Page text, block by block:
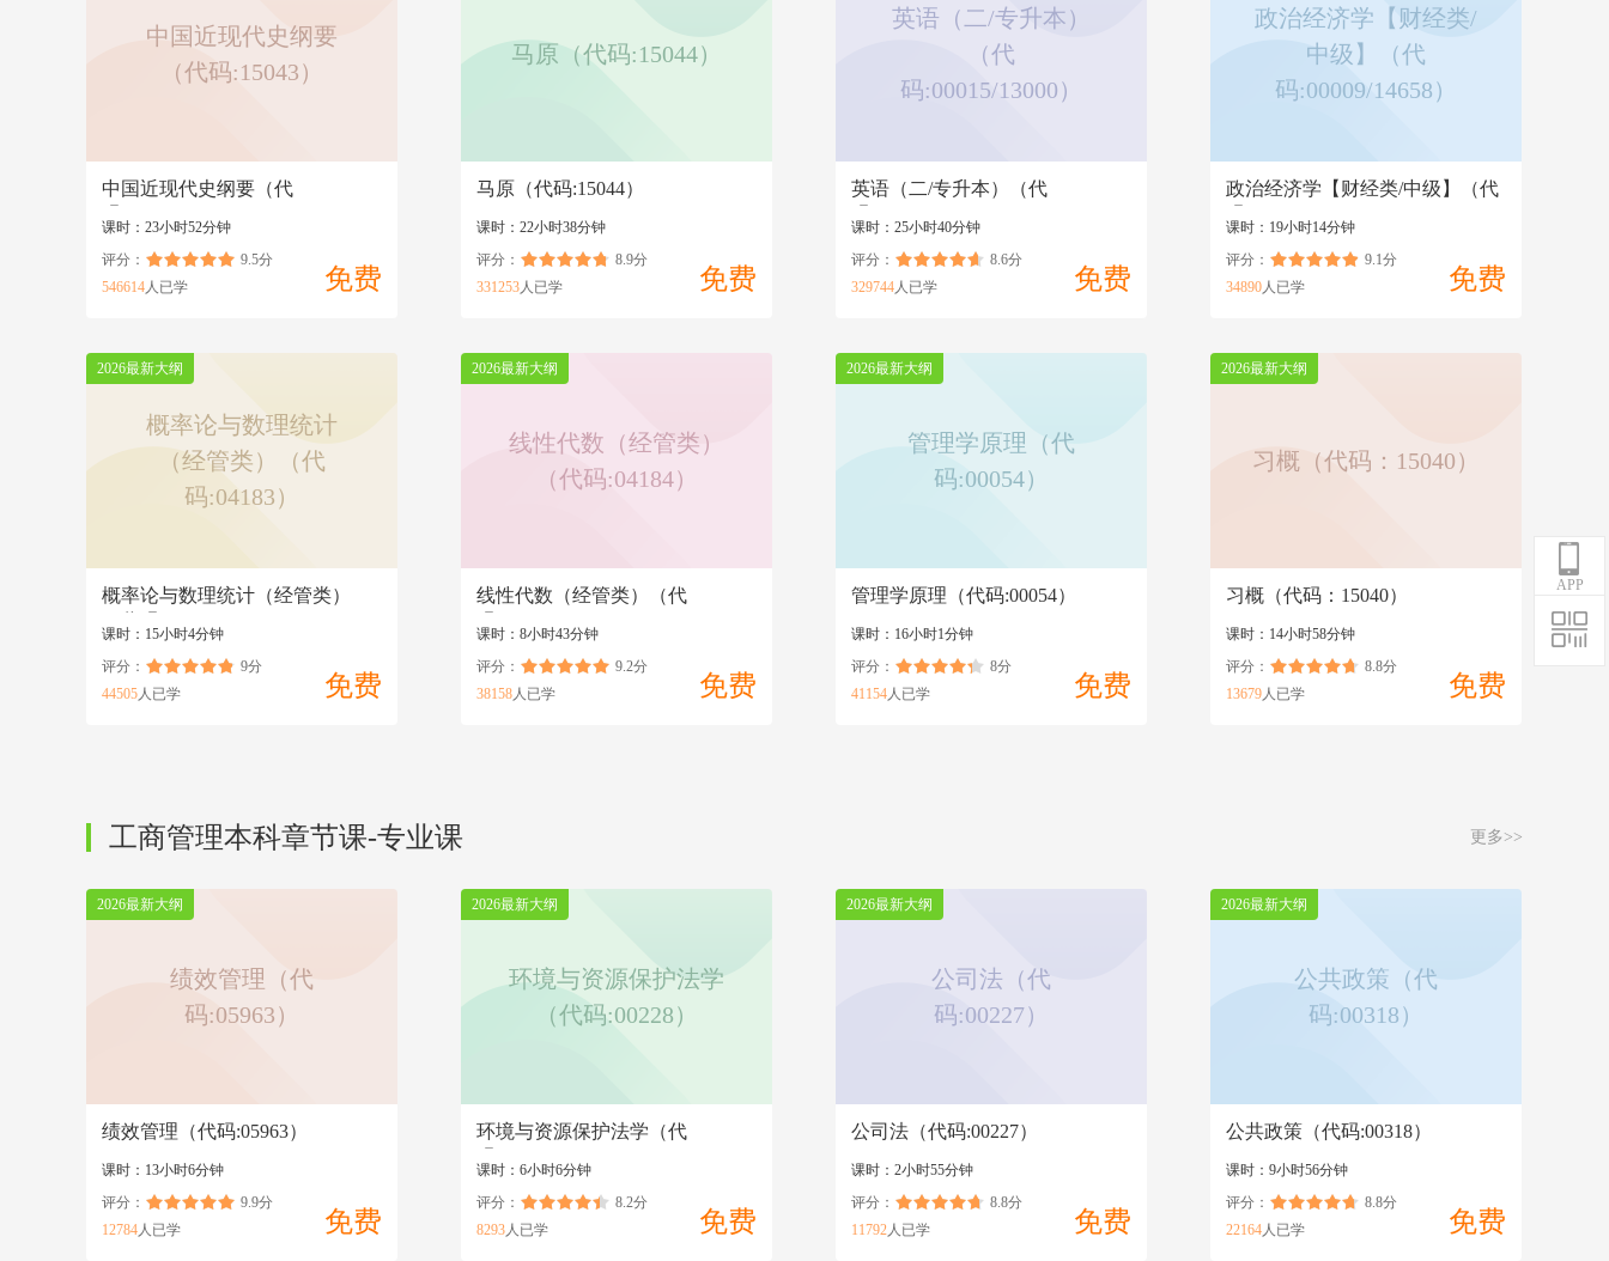
中国近现代史纲要
（代码:15043）
中国近现代史纲要（代
课时：23小时52分钟
免费
评分：
9.5分
546614人已学
马原（代码:15044）
马原（代码:15044）
课时：22小时38分钟
免费
评分：
8.9分
331253人已学
英语（二/专升本）
（代
码:00015/13000）
英语（二/专升本）（代
课时：25小时40分钟
免费
评分：
8.6分
329744人已学
政治经济学【财经类/
中级】（代
码:00009/14658）
政治经济学【财经类/中级】（代
课时：19小时14分钟
免费
评分：
9.1分
34890人已学
2026最新大纲
概率论与数理统计
（经管类）（代
码:04183）
概率论与数理统计（经管类）
课时：15小时4分钟
免费
评分：
9分
44505人已学
2026最新大纲
线性代数（经管类）
（代码:04184）
线性代数（经管类）（代
课时：8小时43分钟
免费
评分：
9.2分
38158人已学
2026最新大纲
管理学原理（代
码:00054）
管理学原理（代码:00054）
课时：16小时1分钟
免费
评分：
8分
41154人已学
2026最新大纲
习概（代码：15040）
习概（代码：15040）
课时：14小时58分钟
免费
评分：
8.8分
13679人已学
工商管理本科章节课-专业课 更多>>
2026最新大纲
绩效管理（代
码:05963）
绩效管理（代码:05963）
课时：13小时6分钟
免费
评分：
9.9分
12784人已学
2026最新大纲
环境与资源保护法学
（代码:00228）
环境与资源保护法学（代
课时：6小时6分钟
免费
评分：
8.2分
8293人已学
2026最新大纲
公司法（代
码:00227）
公司法（代码:00227）
课时：2小时55分钟
免费
评分：
8.8分
11792人已学
2026最新大纲
公共政策（代
码:00318）
公共政策（代码:00318）
课时：9小时56分钟
免费
评分：
8.8分
22164人已学
APP